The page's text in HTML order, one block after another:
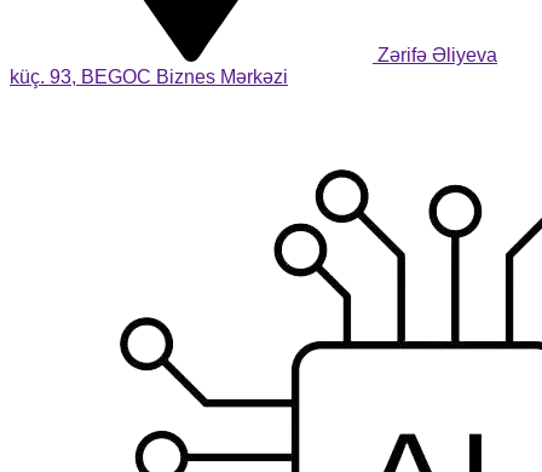
Zərifə Əliyeva
küç. 93, BEGOC Biznes Mərkəzi